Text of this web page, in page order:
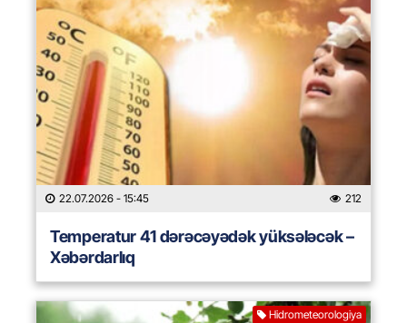
22.07.2026 - 15:45 212
Temperatur 41 dərəcəyədək yüksələcək –
Xəbərdarlıq
Hidrometeorologiya